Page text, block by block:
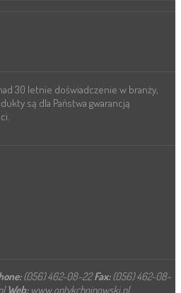
30 letnie doświadczenie w branży,
są dla Państwa gwarancją
(056) 462-08-22Fax:(056) 462-08-
Web: www.optykchojnowski.pl